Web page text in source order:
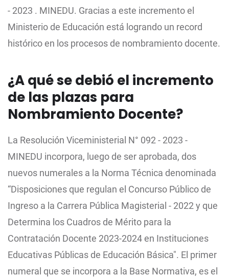
- 2023 . MINEDU. Gracias a este incremento el
Ministerio de Educación está logrando un record
histórico en los procesos de nombramiento docente.
¿A qué se debió el incremento
de las plazas para
Nombramiento Docente?
La Resolución Viceministerial N° 092 - 2023 -
MINEDU incorpora, luego de ser aprobada, dos
nuevos numerales a la Norma Técnica denominada
“Disposiciones que regulan el Concurso Público de
Ingreso a la Carrera Pública Magisterial - 2022 y que
Determina los Cuadros de Mérito para la
Contratación Docente 2023-2024 en Instituciones
Educativas Públicas de Educación Básica". El primer
numeral que se incorpora a la Base Normativa, es el